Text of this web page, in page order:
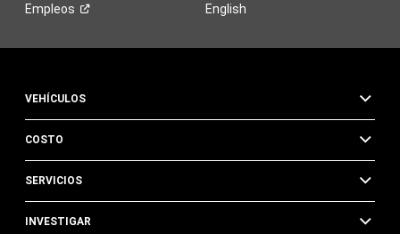
Empleos English
VEHÍCULOS
COSTO
SERVICIOS
INVESTIGAR